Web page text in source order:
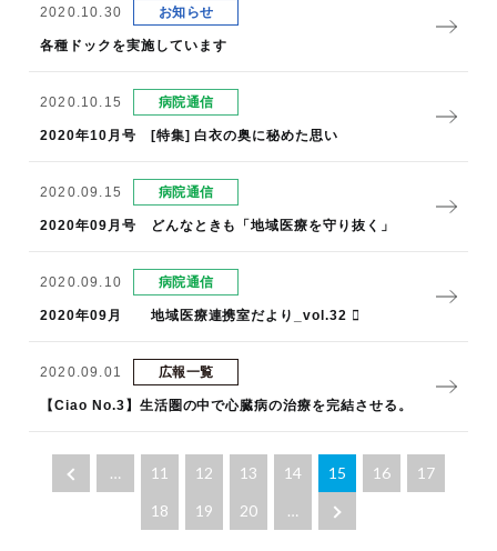
2020.10.30 お知らせ
各種ドックを実施しています
2020.10.15 病院通信
2020年10月号 [特集] 白衣の奥に秘めた思い
2020.09.15 病院通信
2020年09月号 どんなときも「地域医療を守り抜く」
2020.09.10 病院通信
2020年09月 地域医療連携室だより_vol.32 
2020.09.01 広報一覧
【Ciao No.3】生活圏の中で心臓病の治療を完結させる。
… 11 12 13 14 15 16
17
18
19 20 …